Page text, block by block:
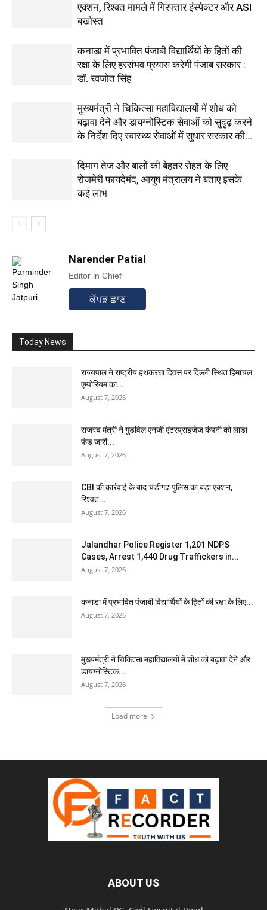
एक्शन, रिश्वत मामले में गिरफ्तार इंस्पेक्टर और ASI
बर्खास्त
कनाडा में प्रभावित पंजाबी विद्यार्थियों के हितों की
रक्षा के लिए हरसंभव प्रयास करेगी पंजाब सरकार :
डॉ. रवजोत सिंह
मुख्यमंत्री ने चिकित्सा महाविद्यालयों में शोध को
बढ़ावा देने और डायग्नोस्टिक सेवाओं को सुदृढ़ करने
के निर्देश दिए स्वास्थ्य सेवाओं में सुधार सरकार की...
दिमाग तेज और बालों की बेहतर सेहत के लिए
रोजमेरी फायदेमंद, आयुष मंत्रालय ने बताए इसके
कई लाभ
Narender Patial
Editor in Chief
ਕੱਪੜ ਛਾਣ
Today News
राज्यपाल ने राष्ट्रीय हथकरघा दिवस पर दिल्ली स्थित हिमाचल
एम्पोरियम का...
August 7, 2026
राजस्व मंत्री ने गुडविल एनर्जी एंटरप्राइजेज कंपनी को लाडा
फंड जारी...
August 7, 2026
CBI की कार्रवाई के बाद चंडीगढ़ पुलिस का बड़ा एक्शन,
रिश्वत...
August 7, 2026
Jalandhar Police Register 1,201 NDPS
Cases, Arrest 1,440 Drug Traffickers in...
August 7, 2026
कनाडा में प्रभावित पंजाबी विद्यार्थियों के हितों की रक्षा के लिए...
August 7, 2026
मुख्यमंत्री ने चिकित्सा महाविद्यालयों में शोध को बढ़ावा देने और
डायग्नोस्टिक...
August 7, 2026
Load more
ABOUT US